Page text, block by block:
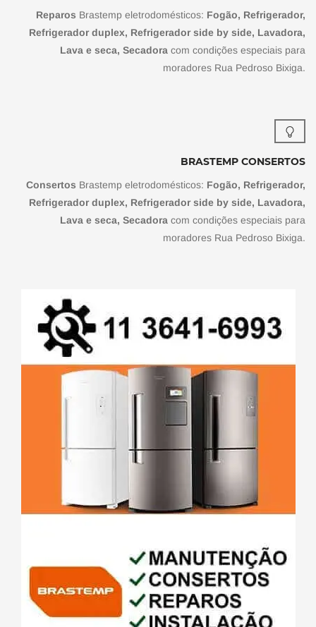
Reparos Brastemp eletrodomésticos: Fogão, Refrigerador,
Refrigerador duplex, Refrigerador side by side, Lavadora,
Lava e seca, Secadora com condições especiais para
moradores Rua Pedroso Bixiga.
BRASTEMP CONSERTOS
Consertos Brastemp eletrodomésticos: Fogão, Refrigerador,
Refrigerador duplex, Refrigerador side by side, Lavadora,
Lava e seca, Secadora com condições especiais para
moradores Rua Pedroso Bixiga.